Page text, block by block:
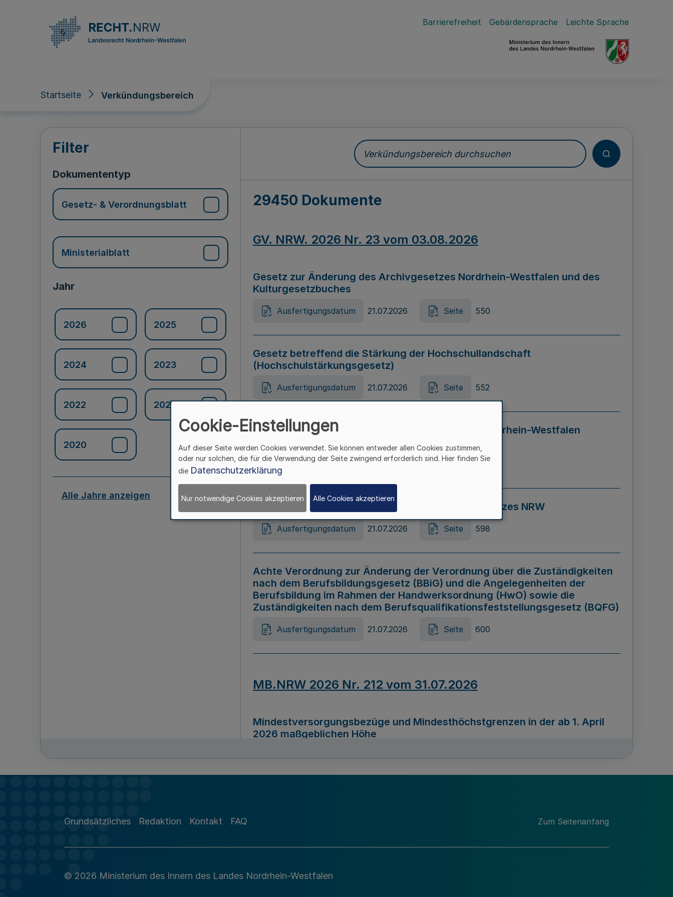
Barrierefreiheit Gebärdensprache Leichte Sprache
Startseite Verkündungsbereich
Verkündungsbereich
Filter
Dokumententyp
Gesetz- & Verordnungsblatt
Ministerialblatt
Jahr
2026 2025
2024 2023
2022 2021
2020
Alle Jahre anzeigen
Verkündungsbereich durchsuchen
29450 Dokumente
GV. NRW. 2026 Nr. 23 vom 03.08.2026
Gesetz zur Änderung des Archivgesetzes Nordrhein-Westfalen und des
Kulturgesetzbuches
Ausfertigungsdatum 21.07.2026 Seite 550
Gesetz betreffend die Stärkung der Hochschullandschaft
(Hochschulstärkungsgesetz)
Ausfertigungsdatum 21.07.2026 Seite 552
Gesetz zur Vermeidung von Diskriminierung in Nordrhein-Westfalen
(Landesantidiskriminierungsgesetz – LADG NRW)
Ausfertigungsdatum 21.07.2026 Seite 595
Gesetz zur Änderung des Online-Casinospiel Gesetzes NRW
Ausfertigungsdatum 21.07.2026 Seite 598
Achte Verordnung zur Änderung der Verordnung über die Zuständigkeiten
nach dem Berufsbildungsgesetz (BBiG) und die Angelegenheiten der
Berufsbildung im Rahmen der Handwerksordnung (HwO) sowie die
Zuständigkeiten nach dem Berufsqualifikationsfeststellungsgesetz (BQFG)
Ausfertigungsdatum 21.07.2026 Seite 600
MB.NRW 2026 Nr. 212 vom 31.07.2026
Mindestversorgungsbezüge und Mindesthöchstgrenzen in der ab 1. April
2026 maßgeblichen Höhe
Richtlinie zur Durchführung des Förderprogramms „Mittelstand Innovativ &
Grundsätzliches Redaktion Kontakt FAQ Zum Seitenanfang
© 2026 Ministerium des Innern des Landes Nordrhein-Westfalen
Cookie-Einstellungen
Auf dieser Seite werden Cookies verwendet. Sie können entweder allen Cookies zustimmen,
oder nur solchen, die für die Verwendung der Seite zwingend erforderlich sind. Hier finden Sie
die Datenschutzerklärung
Nur notwendige Cookies akzeptieren Alle Cookies akzeptieren